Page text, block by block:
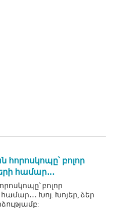
բոլոր
համար․․․
բոլոր
Խոյ. Խոյեր, ձեր